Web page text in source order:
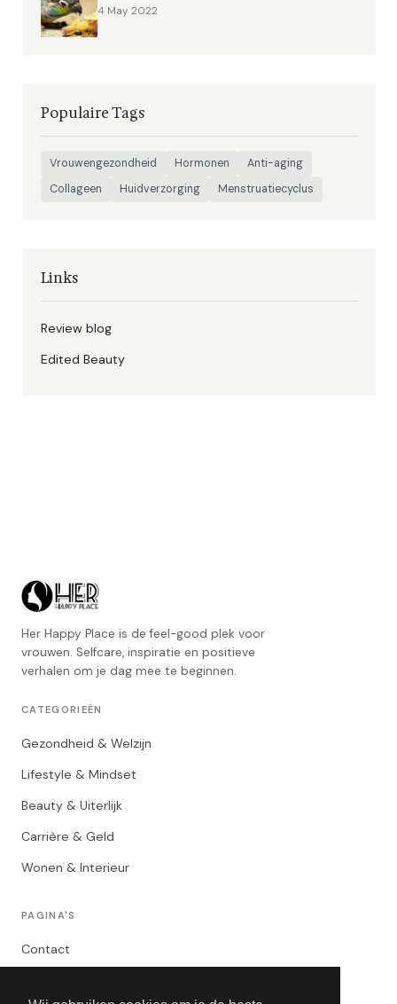
4 May 2022
Populaire Tags
Vrouwengezondheid Hormonen
Anti-aging
Collageen
Huidverzorging Menstruatiecyclus
Links
Review blog
Edited Beauty
Her Happy Place is de feel-good plek voor
vrouwen. Selfcare, inspiratie en positieve
verhalen om je dag mee te beginnen.
CATEGORIEËN
Gezondheid & Welzijn
Lifestyle & Mindset
Beauty & Uiterlijk
Carrière & Geld
Wonen & Interieur
PAGINA'S
Contact